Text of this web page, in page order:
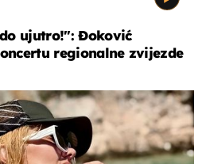
ujutro!": Đoković
regionalne zvijezde